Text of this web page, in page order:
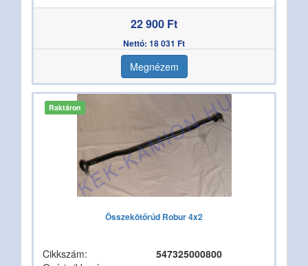
22 900 Ft
Nettó: 18 031 Ft
Megnézem
Raktáron
Összekötőrúd Robur 4x2
Cikkszám:
547325000800